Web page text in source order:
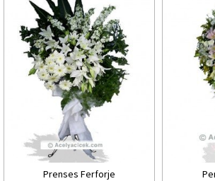
Prenses Ferforje